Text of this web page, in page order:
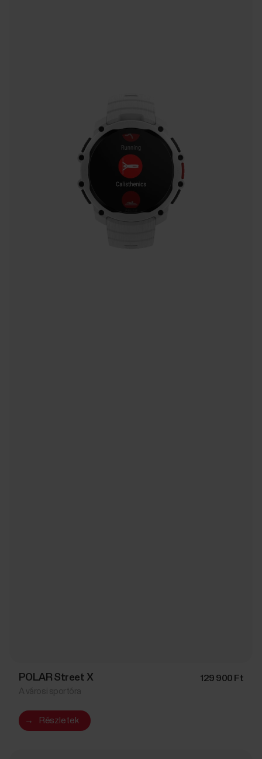
POLAR Street X 129 900 Ft
→ Részletek